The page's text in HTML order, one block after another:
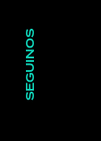
SEGUINOS